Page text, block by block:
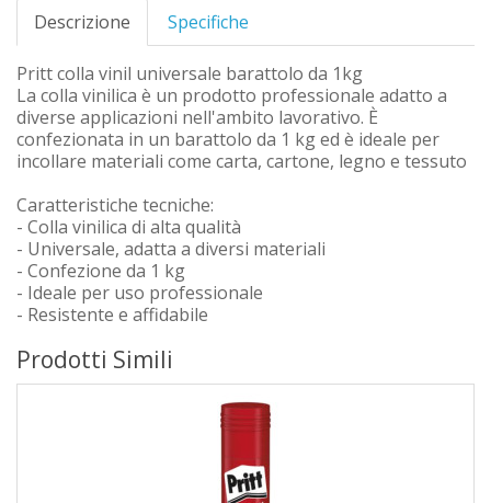
Descrizione Specifiche
Pritt colla vinil universale barattolo da 1kg
La colla vinilica è un prodotto professionale adatto a
diverse applicazioni nell'ambito lavorativo. È
confezionata in un barattolo da 1 kg ed è ideale per
incollare materiali come carta, cartone, legno e tessuto
Caratteristiche tecniche:
- Colla vinilica di alta qualità
- Universale, adatta a diversi materiali
- Confezione da 1 kg
- Ideale per uso professionale
- Resistente e affidabile
Prodotti Simili